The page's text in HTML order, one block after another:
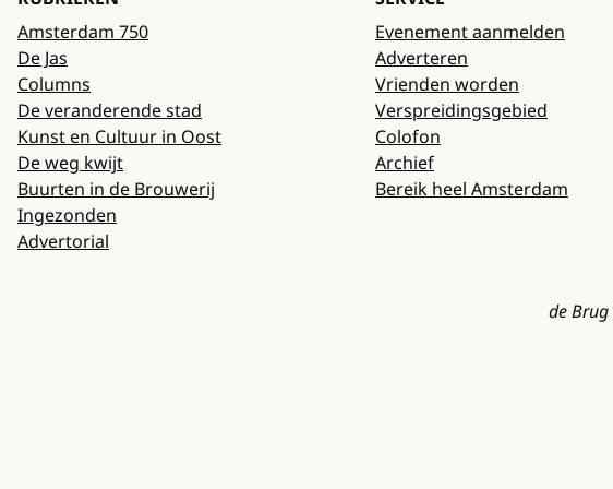
Amsterdam 750
De Jas
Columns
De veranderende stad
Kunst en Cultuur in Oost
De weg kwijt
Buurten in de Brouwerij
Ingezonden
Advertorial
Evenement aanmelden
Adverteren
Vrienden worden
Verspreidingsgebied
Colofon
Archief
Bereik heel Amsterdam
de Brug